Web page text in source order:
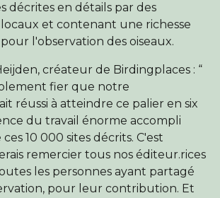
décrites en détails par des
et contenant une richesse
l'observation des oiseaux.
créateur de Birdingplaces : “
fier que notre
réussi à atteindre ce palier en six
du travail énorme accompli
10 000 sites décrits. C'est
remercier tous nos éditeur.rices
les personnes ayant partagé
pour leur contribution. Et